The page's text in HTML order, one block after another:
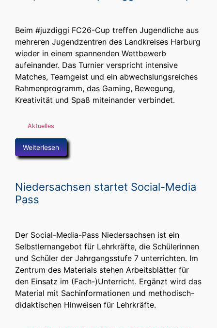
Beim #juzdiggi FC26-Cup treffen Jugendliche aus
mehreren Jugendzentren des Landkreises Harburg
wieder in einem spannenden Wettbewerb
aufeinander. Das Turnier verspricht intensive
Matches, Teamgeist und ein abwechslungsreiches
Rahmenprogramm, das Gaming, Bewegung,
Kreativität und Spaß miteinander verbindet.
Aktuelles
Weiterlesen
Niedersachsen startet Social-Media
Pass
Der Social-Media-Pass Niedersachsen ist ein
Selbstlernangebot für Lehrkräfte, die Schülerinnen
und Schüler der Jahrgangsstufe 7 unterrichten. Im
Zentrum des Materials stehen Arbeitsblätter für
den Einsatz im (Fach-)Unterricht. Ergänzt wird das
Material mit Sachinformationen und methodisch-
didaktischen Hinweisen für Lehrkräfte.